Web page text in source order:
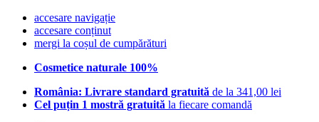
accesare navigație
accesare conținut
mergi la coșul de cumpărături
Cosmetice naturale 100%
România: Livrare standard gratuită de la 341,00 lei
Cel puțin 1 mostră gratuită la fiecare comandă